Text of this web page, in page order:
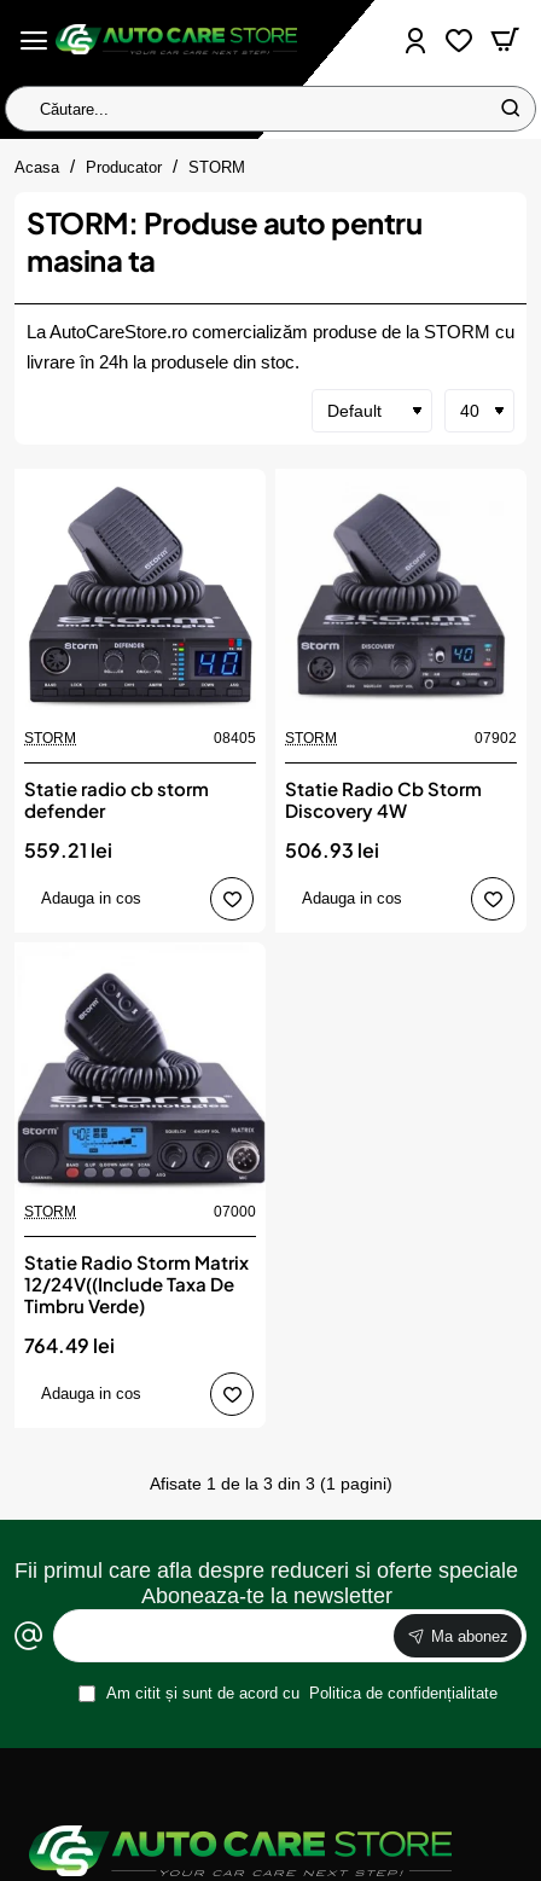
Căutare...
Acasa homeProducator STORM
STORM: Produse auto pentru
masina ta
La AutoCareStore.ro comercializăm produse de la STORM cu
livrare în 24h la produsele din stoc.
STORM 08405
Statie radio cb storm
defender
559.21 lei
Adauga in cos
STORM 07902
Statie Radio Cb Storm
Discovery 4W
506.93 lei
Adauga in cos
STORM 07000
Statie Radio Storm Matrix
12/24V((Include Taxa De
Timbru Verde)
764.49 lei
Adauga in cos
Afisate 1 de la 3 din 3 (1 pagini)
Fii primul care afla despre reduceri si oferte speciale
Aboneaza-te la newsletter
Ma abonez
Am citit și sunt de acord cu Politica de confidențialitate